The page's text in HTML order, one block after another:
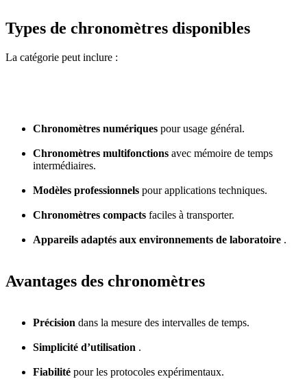
Types de chronomètres disponibles
La catégorie peut inclure :
Chronomètres numériques pour usage général.
Chronomètres multifonctions avec mémoire de temps
intermédiaires.
Modèles professionnels pour applications techniques.
Chronomètres compacts faciles à transporter.
Appareils adaptés aux environnements de laboratoire .
Avantages des chronomètres
Précision dans la mesure des intervalles de temps.
Simplicité d’utilisation .
Fiabilité pour les protocoles expérimentaux.